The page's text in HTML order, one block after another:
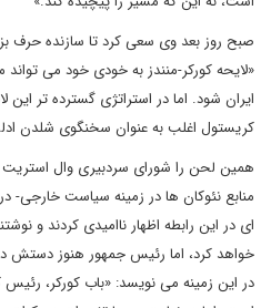
صبح روز بعد وی سعی کرد تا سازنده حرف
«لایحه کورکر-منندز به خودی خود می
ایران شود. اما در استراتژی گسترده تر این
کریستول اغلب به عنوان سخنگوی شلدن
همین لحن را شورای سردبیری وال استریت
منابع نئوکان ها در زمینه سیاست خارجی-
ای در این رابطه اظهار ناامیدی کردند و
خواهد کرد، اما رئیس جمهور هنوز دستش
در این زمینه می نویسد: «باب کورکر،